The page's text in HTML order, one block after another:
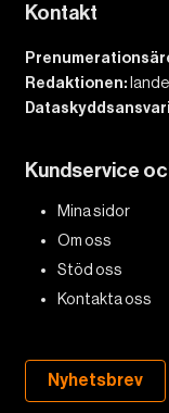
Kontakt
Redaktionen:
Kundservice
Mina sidor
Om oss
Stöd oss
Kontakta oss
Nyhetsbrev